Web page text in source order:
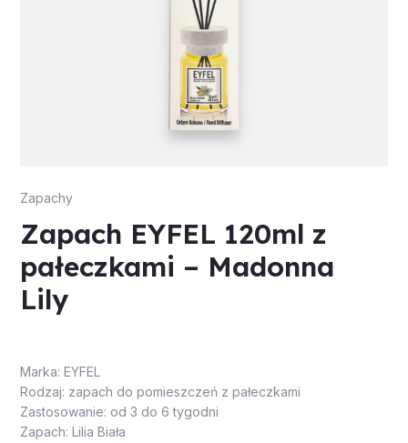
Zapachy
Zapach EYFEL 120ml z
pałeczkami – Madonna
Lily
Marka: EYFEL
Rodzaj: zapach do pomieszczeń z pałeczkami
Zastosowanie: od 3 do 6 tygodni
Zapach: Lilia Biała